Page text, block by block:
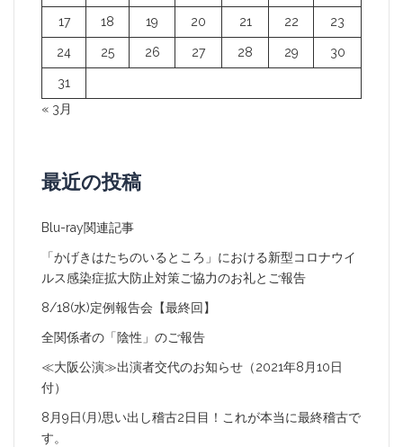
17 18 19 20 21 22 23
24 25 26 27 28 29 30
31
« 3月
最近の投稿
Blu-ray関連記事
「かげきはたちのいるところ」における新型コロナウイ
ルス感染症拡大防止対策ご協力のお礼とご報告
8/18(水)定例報告会【最終回】
全関係者の「陰性」のご報告
≪大阪公演≫出演者交代のお知らせ（2021年8月10日
付）
8月9日(月)思い出し稽古2日目！これが本当に最終稽古で
す。